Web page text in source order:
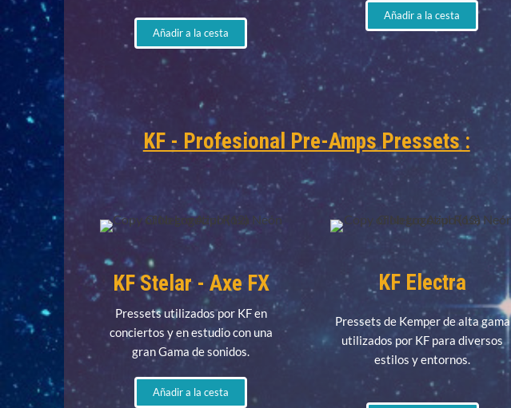
Añadir a la cesta
Añadir a la cesta
KF - Profesional Pre-Amps Pressets :
KF Stelar - Axe FX
Pressets utilizados por KF en
conciertos y en estudio con una
gran Gama de sonidos.
Añadir a la cesta
KF Electra
Pressets de Kemper de alta gama
utilizados por KF para diversos
estilos y entornos.